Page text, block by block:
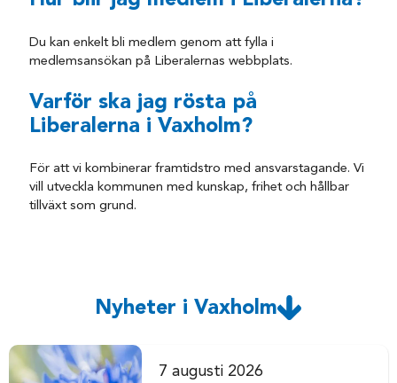
Du kan enkelt bli medlem genom att fylla i
medlemsansökan på Liberalernas webbplats.
Varför ska jag rösta på
Liberalerna i Vaxholm?
För att vi kombinerar framtidstro med ansvarstagande. Vi
vill utveckla kommunen med kunskap, frihet och hållbar
tillväxt som grund.
Nyheter i Vaxholm
7 augusti 2026